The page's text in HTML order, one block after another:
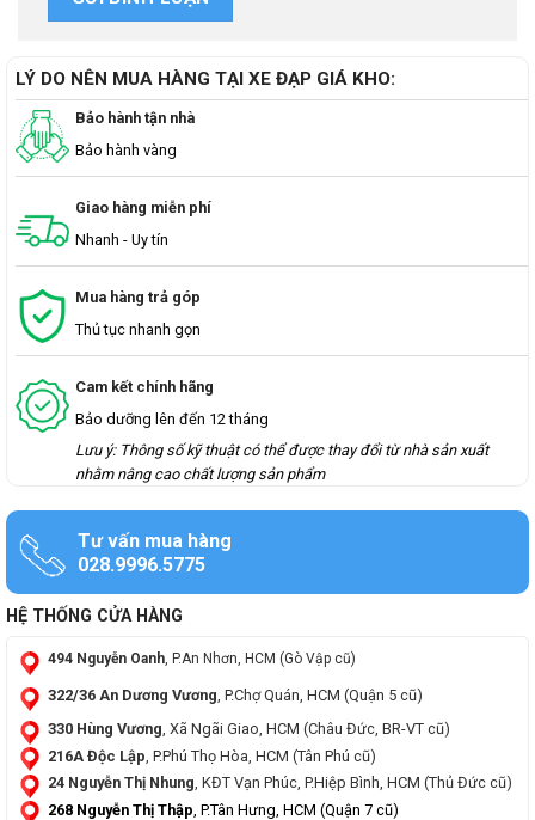
LÝ DO NÊN MUA HÀNG TẠI XE ĐẠP GIÁ KHO:
Bảo hành tận nhà
Bảo hành vàng
Giao hàng miễn phí
Nhanh - Uy tín
Mua hàng trả góp
Thủ tục nhanh gọn
Cam kết chính hãng
Bảo dưỡng lên đến 12 tháng
Lưu ý: Thông số kỹ thuật có thể được thay đổi từ nhà sản xuất
nhằm nâng cao chất lượng sản phẩm
Tư vấn mua hàng
028.9996.5775
HỆ THỐNG CỬA HÀNG
494 Nguyễn Oanh, P.An Nhơn, HCM (Gò Vập cũ)
322/36 An Dương Vương, P.Chợ Quán, HCM (Quận 5 cũ)
330 Hùng Vương , Xã Ngãi Giao, HCM (Châu Đức, BR-VT cũ)
216A Độc Lập , P.Phú Thọ Hòa, HCM (Tân Phú cũ)
24 Nguyễn Thị Nhung, KĐT Vạn Phúc, P.Hiệp Bình, HCM (Thủ Đức cũ)
268 Nguyễn Thị Thập , P.Tân Hưng, HCM (Quận 7 cũ)